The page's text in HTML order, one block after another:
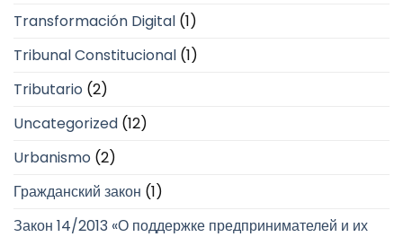
Transformación Digital (1)
Tribunal Constitucional (1)
Tributario (2)
Uncategorized (12)
Urbanismo (2)
Гражданский закон (1)
Закон 14/2013 «О поддержке предпринимателей и их